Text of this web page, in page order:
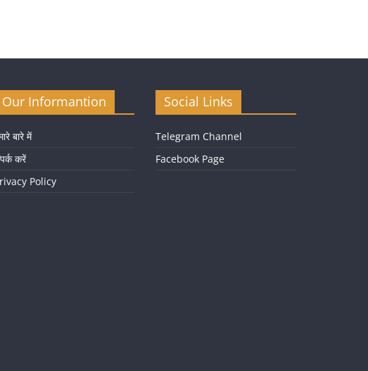
Our Informantion
बारे में
करें
Policy
Social Links
Telegram Channel
Facebook Page